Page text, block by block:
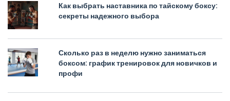
Как выбрать наставника по тайскому боксу:
секреты надежного выбора
Сколько раз в неделю нужно заниматься
боксом: график тренировок для новичков и
профи